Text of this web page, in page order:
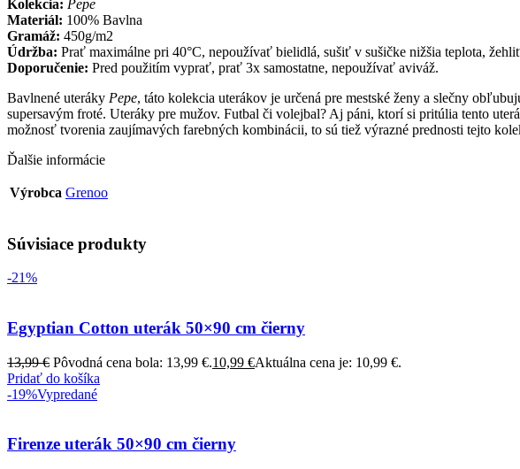
Kolekcia: Pepe
Materiál: 100% Bavlna
Gramáž: 450g/m2
Údržba: Prať maximálne pri 40°C, nepoužívať bielidlá, sušiť v sušičke nižšia teplota,
Doporučenie: Pred použitím vyprať, prať 3x samostatne, nepoužívať aviváž.
Bavlnené uteráky Pepe, táto kolekcia uterákov je určená pre mestské ženy a slečny
supersavým froté. Uteráky pre mužov. Futbal či volejbal? Aj páni, ktorí si pritúlia tento
možnosť tvorenia zaujímavých farebných kombinácii, to sú tiež výrazné prednosti tejto
Ďalšie informácie
Výrobca Grenoo
Súvisiace produkty
-21%
Egyptian Cotton uterák 50×90 cm čierny
13,99€ Pôvodná cena bola: 13,99 €.10,99 €Aktuálna cena je: 10,99 €.
Pridať do košíka
-19%Vypredané
Firenze uterák 50×90 cm čierny